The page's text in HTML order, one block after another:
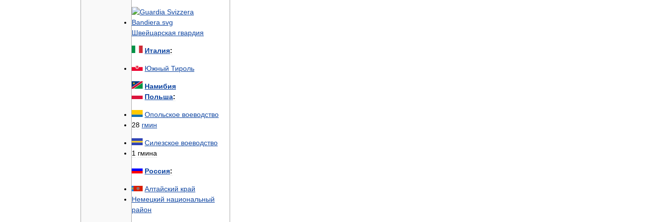
Швейцарская гвардия
Италия:
Южный Тироль
Намибия
Польша:
Опольское воеводство
28 гмин
Силезское воеводство
1 гмина
Россия:
Алтайский край
Немецкий национальный
район